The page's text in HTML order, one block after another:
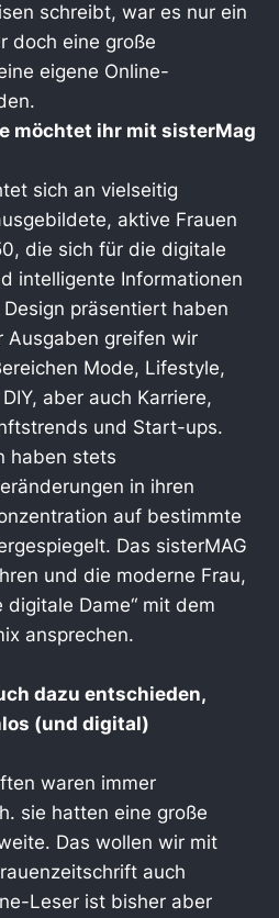
schreibt, war es nur ein
doch eine große
eigene Online-
möchtet ihr mit sisterMag
sich an vielseitig
aktive Frauen
die sich für die digitale
intelligente Informationen
präsentiert haben
Ausgaben greifen wir
Mode, Lifestyle,
aber auch Karriere,
und Start-ups.
haben stets
in ihren
auf bestimmte
Das sisterMAG
und die moderne Frau,
digitale Dame“ mit dem
ansprechen.
dazu entschieden,
(und digital)
waren immer
sie hatten eine große
Das wollen wir mit
auch
Leser ist bisher aber